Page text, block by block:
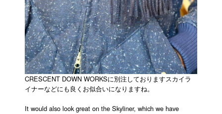
CRESCENT DOWN WORKSに別注しておりますスカイラ
イナーなどにも良くお似合いになりますね。
It would also look great on the Skyliner, which we have